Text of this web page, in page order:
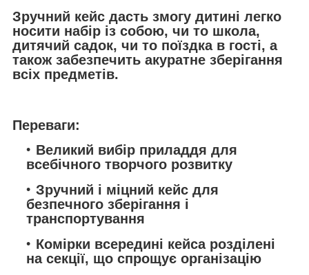
Зручний кейс дасть змогу дитині легко
носити набір із собою, чи то школа,
дитячий садок, чи то поїздка в гості, а
також забезпечить акуратне зберігання
всіх предметів.
Переваги:
Великий вибір приладдя для
всебічного творчого розвитку
Зручний і міцний кейс для
безпечного зберігання і
транспортування
Комірки всередині кейса розділені
на секції, що спрощує організацію